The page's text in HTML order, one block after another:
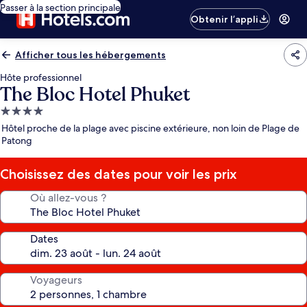
Passer à la section principale
Obtenir l’appli
Afficher tous les hébergements
Hôte professionnel
The Bloc Hotel Phuket
Hébergement
4.0 étoiles
Hôtel proche de la plage avec piscine extérieure, non loin de Plage de
Patong
Choisissez des dates pour voir les prix
Où allez-vous ?
Dates
Voyageurs